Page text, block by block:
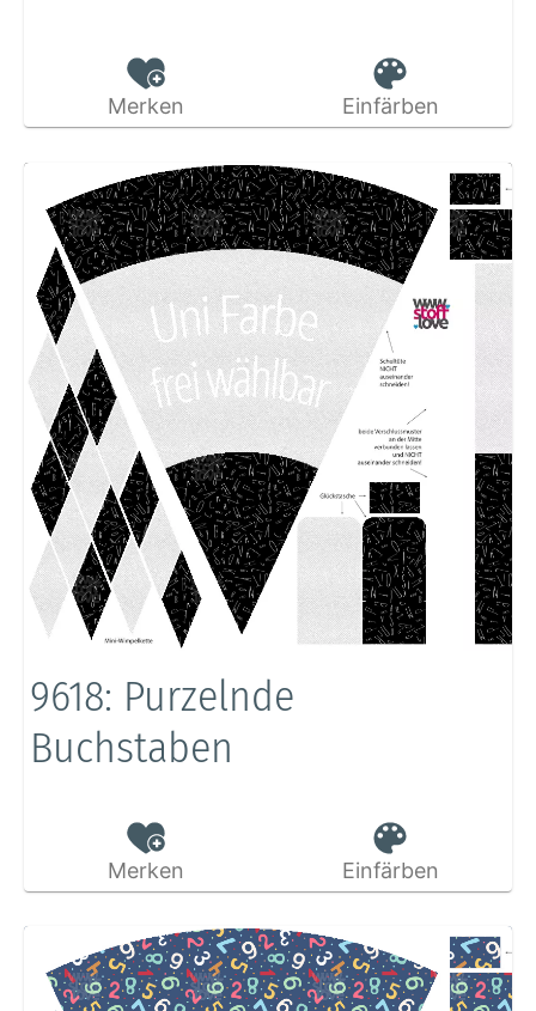
Merken Einfärben
9618: Purzelnde
Buchstaben
Merken Einfärben